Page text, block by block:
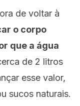
de voltar à
o corpo
que a água
de 2 litros
esse valor,
sucos naturais.